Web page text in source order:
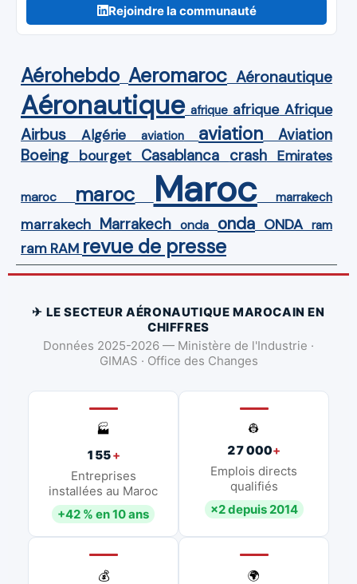
Rejoindre la communauté
Aérohebdo Aeromaroc Aéronautique
Aéronautique afrique afrique Afrique
Airbus Algérie aviation aviation Aviation
Boeing bourget Casablanca crash Emirates
maroc maroc Maroc marrakech
marrakech Marrakech onda onda ONDA ram
ram RAM revue de presse
✈ LE SECTEUR AÉRONAUTIQUE MAROCAIN EN
CHIFFRES
Données 2025-2026 — Ministère de l'Industrie ·
GIMAS · Office des Changes
🏭
155+
Entreprises
installées au Maroc
+42 % en 10 ans
👷
27 000+
Emplois directs
qualifiés
×2 depuis 2014
💰
🌍